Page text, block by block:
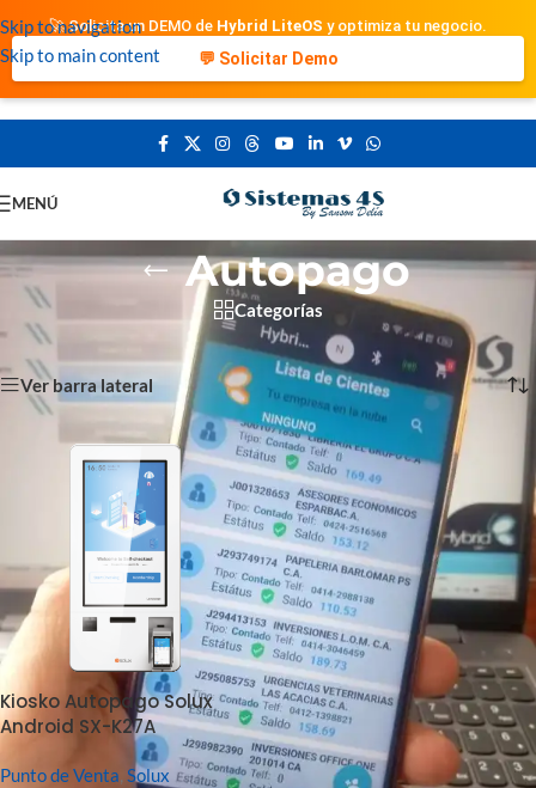
Skip to navigation
Skip to main content
🚀 Solicita un DEMO de Hybrid LiteOS y optimiza tu negocio.
💬 Solicitar Demo
MENÚ
Autopago
Categorías
Portada
Mostrando el único resultado
Ver barra lateral
Kiosko Autopago Solux
Android SX-K27A
Punto de Venta, Solux